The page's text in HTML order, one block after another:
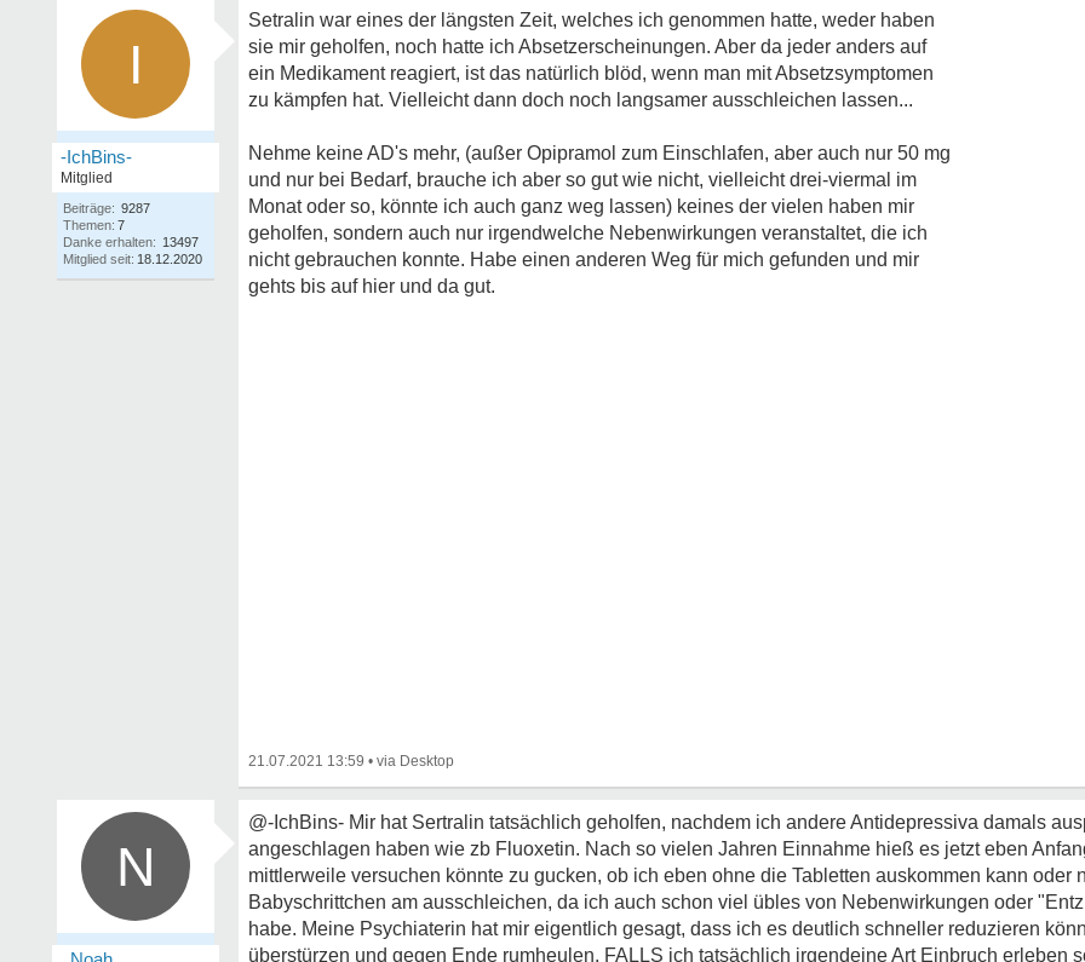
I
-IchBins-
Mitglied
Beiträge: 9287
Themen: 7
Danke erhalten: 13497
Mitglied seit: 18.12.2020
Setralin war eines der längsten Zeit, welches ich genommen hatte, weder haben
sie mir geholfen, noch hatte ich Absetzerscheinungen. Aber da jeder anders auf
ein Medikament reagiert, ist das natürlich blöd, wenn man mit Absetzsymptomen
zu kämpfen hat. Vielleicht dann doch noch langsamer ausschleichen lassen...
Nehme keine AD's mehr, (außer Opipramol zum Einschlafen, aber auch nur 50 mg
und nur bei Bedarf, brauche ich aber so gut wie nicht, vielleicht drei-viermal im
Monat oder so, könnte ich auch ganz weg lassen) keines der vielen haben mir
geholfen, sondern auch nur irgendwelche Nebenwirkungen veranstaltet, die ich
nicht gebrauchen konnte. Habe einen anderen Weg für mich gefunden und mir
gehts bis auf hier und da gut.
21.07.2021 13:59 •
N
@-IchBins- Mir hat Sertralin tatsächlich geholfen, nachdem ich andere Antidepressiva damals
angeschlagen haben wie zb Fluoxetin. Nach so vielen Jahren Einnahme hieß es jetzt eben
mittlerweile versuchen könnte zu gucken, ob ich eben ohne die Tabletten auskommen kann oder
Babyschrittchen am ausschleichen, da ich auch schon viel übles von Nebenwirkungen oder
habe. Meine Psychiaterin hat mir eigentlich gesagt, dass ich es deutlich schneller reduzieren
überstürzen und gegen Ende rumheulen, FALLS ich tatsächlich irgendeine Art Einbruch erleben